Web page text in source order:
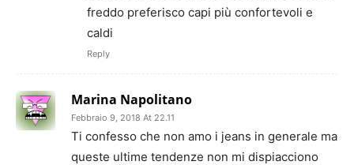
freddo preferisco capi più confortevoli e
caldi
Reply
Marina Napolitano
Febbraio 9, 2018 At 22.11
Ti confesso che non amo i jeans in generale ma
queste ultime tendenze non mi dispiacciono